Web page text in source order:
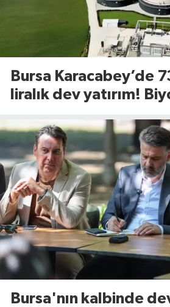
Bursa Karacabey’de
liralık dev yatırım!
yükseliyor
Bursa'nın kalbinde